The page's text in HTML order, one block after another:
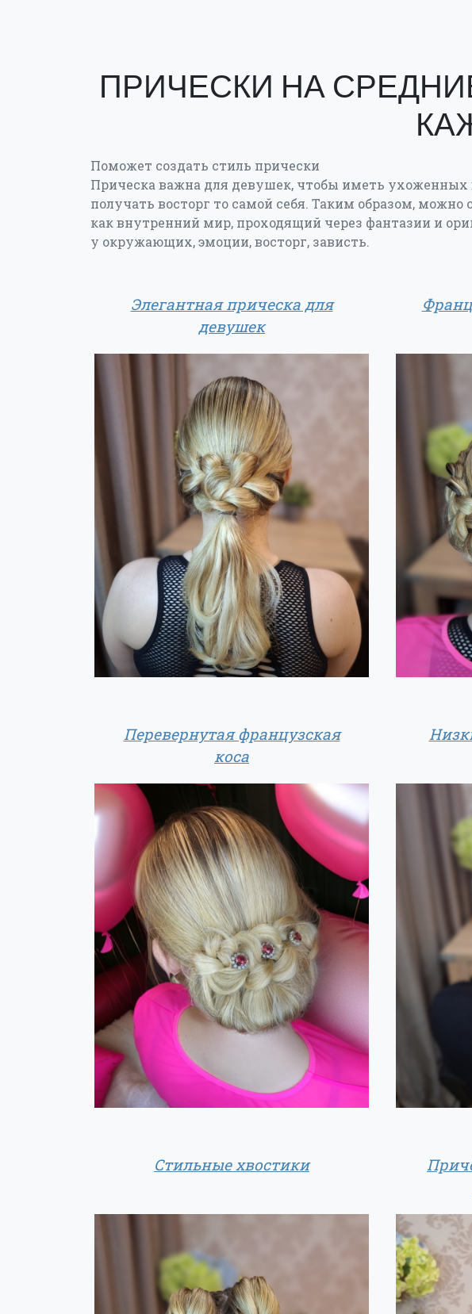
ПРИЧЕСКИ НА
Поможет создать стиль прически
Прическа важна для девушек, чтобы иметь ухоженных
получать восторг то самой себя. Таким образом, можно
как внутренний мир, проходящий через фантазии и
у окружающих, эмоции, восторг, зависть.
Элегантная прическа для
девушек
Перевернутая французская
коса
Стильные хвостики